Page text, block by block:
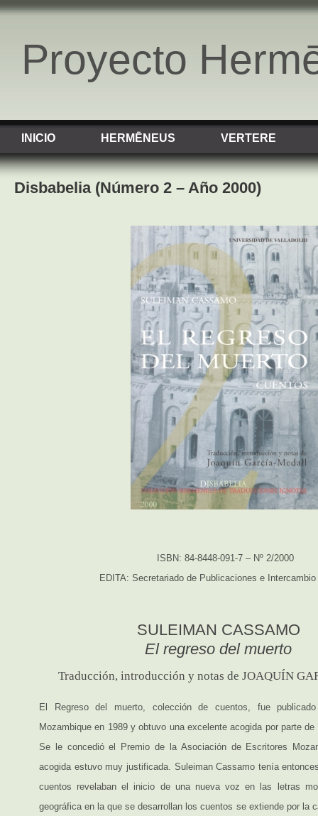
Proyecto
INICIO HERMĒNEUS VERTERE
Disbabelia (Número 2 – Año 2000)
ISBN: 84-8448-091-7 – Nº 2/2000
EDITA: Secretariado de Publicaciones e
SULEIMAN CASSAMO
El regreso del muerto
Traducción, introducción y notas de JOAQUÍN
El Regreso del muerto, colección de cuentos, fue
Mozambique en 1989 y obtuvo una excelente acogida por parte
Se le concedió el Premio de la Asociación de Escritores
acogida estuvo muy justificada. Suleiman Cassamo tenía
cuentos revelaban el inicio de una nueva voz en las letras
geográfica en la que se desarrollan los cuentos se extiende por la